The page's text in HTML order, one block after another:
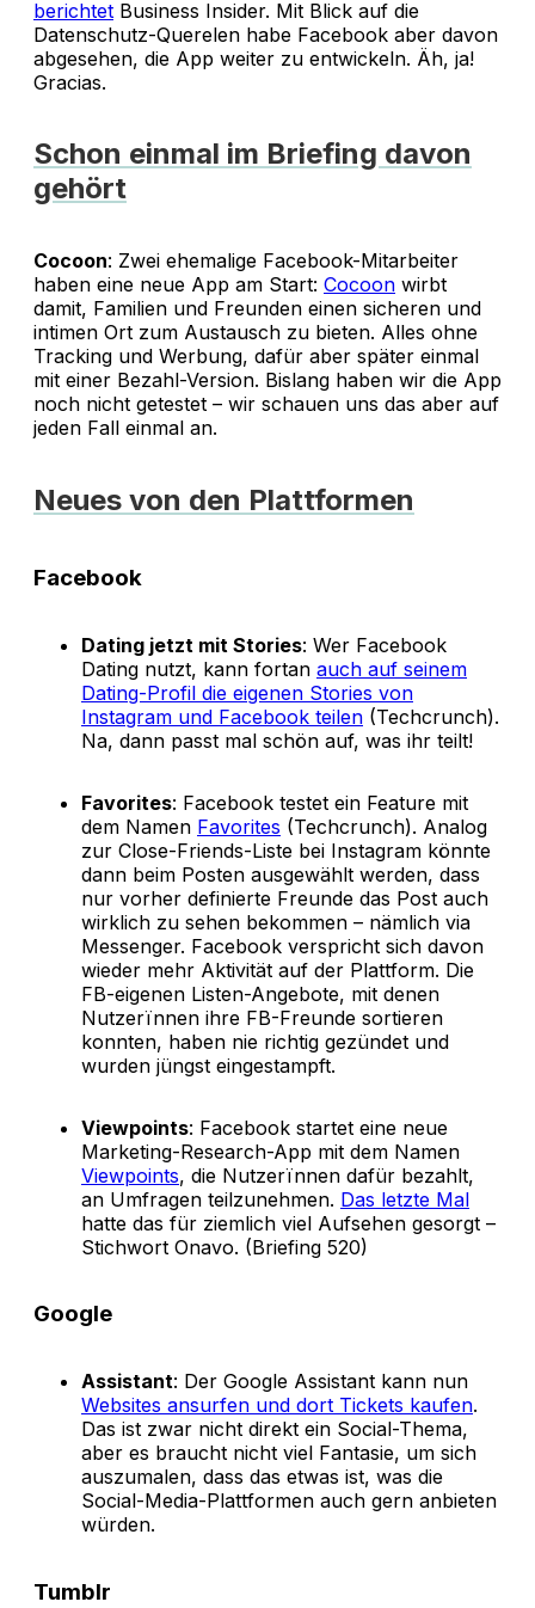
berichtet Business Insider. Mit Blick auf die
Datenschutz-Querelen habe Facebook aber davon
abgesehen, die App weiter zu entwickeln. Äh, ja!
Gracias.
Schon einmal im Briefing davon
gehört
Cocoon: Zwei ehemalige Facebook-Mitarbeiter
haben eine neue App am Start: Cocoon wirbt
damit, Familien und Freunden einen sicheren und
intimen Ort zum Austausch zu bieten. Alles ohne
Tracking und Werbung, dafür aber später einmal
mit einer Bezahl-Version. Bislang haben wir die App
noch nicht getestet – wir schauen uns das aber auf
jeden Fall einmal an.
Neues von den Plattformen
Facebook
Dating jetzt mit Stories: Wer Facebook
Dating nutzt, kann fortan auch auf seinem
Dating-Profil die eigenen Stories von
Instagram und Facebook teilen (Techcrunch).
Na, dann passt mal schön auf, was ihr teilt!
Favorites: Facebook testet ein Feature mit
dem Namen Favorites (Techcrunch). Analog
zur Close-Friends-Liste bei Instagram könnte
dann beim Posten ausgewählt werden, dass
nur vorher definierte Freunde das Post auch
wirklich zu sehen bekommen – nämlich via
Messenger. Facebook verspricht sich davon
wieder mehr Aktivität auf der Plattform. Die
FB-eigenen Listen-Angebote, mit denen
Nutzerïnnen ihre FB-Freunde sortieren
konnten, haben nie richtig gezündet und
wurden jüngst eingestampft.
Viewpoints: Facebook startet eine neue
Marketing-Research-App mit dem Namen
Viewpoints, die Nutzerïnnen dafür bezahlt,
an Umfragen teilzunehmen. Das letzte Mal
hatte das für ziemlich viel Aufsehen gesorgt –
Stichwort Onavo. (Briefing 520)
Google
Assistant: Der Google Assistant kann nun
Websites ansurfen und dort Tickets kaufen.
Das ist zwar nicht direkt ein Social-Thema,
aber es braucht nicht viel Fantasie, um sich
auszumalen, dass das etwas ist, was die
Social-Media-Plattformen auch gern anbieten
würden.
Tumblr